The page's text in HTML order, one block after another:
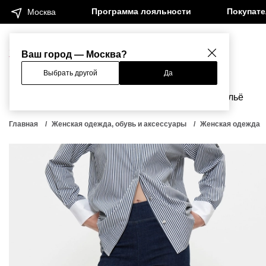
Ваш город — Москва?
Выбрать другой Да
Москва Программа лояльности
Женщинам Мужчинам
Бельё
Главная Женская одежда, обувь и аксессуары Женская одежда